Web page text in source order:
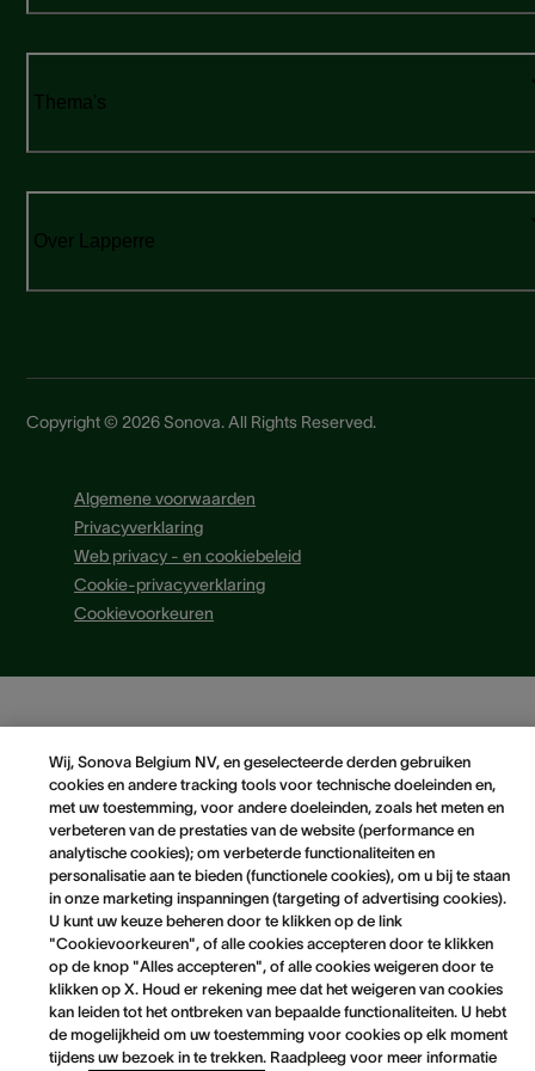
Thema's
Over Lapperre
Copyright © 2026 Sonova. All Rights Reserved.
Algemene voorwaarden
Privacyverklaring
Web privacy - en cookiebeleid
Cookie-privacyverklaring
Cookievoorkeuren
Wij, Sonova Belgium NV, en geselecteerde derden gebruiken
cookies en andere tracking tools voor technische doeleinden en,
met uw toestemming, voor andere doeleinden, zoals het meten en
verbeteren van de prestaties van de website (performance en
analytische cookies); om verbeterde functionaliteiten en
personalisatie aan te bieden (functionele cookies), om u bij te staan
in onze marketing inspanningen (targeting of advertising cookies).
U kunt uw keuze beheren door te klikken op de link
"Cookievoorkeuren", of alle cookies accepteren door te klikken
op de knop "Alles accepteren", of alle cookies weigeren door te
klikken op X. Houd er rekening mee dat het weigeren van cookies
kan leiden tot het ontbreken van bepaalde functionaliteiten. U hebt
de mogelijkheid om uw toestemming voor cookies op elk moment
tijdens uw bezoek in te trekken. Raadpleeg voor meer informatie